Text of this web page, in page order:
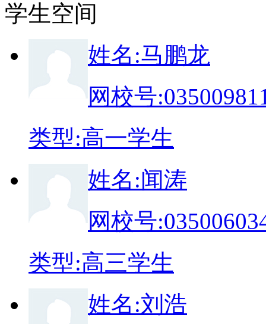
学生空间
姓名:马鹏龙
网校号:
类型:高一学生
姓名:闻涛
网校号:
类型:高三学生
姓名:刘浩